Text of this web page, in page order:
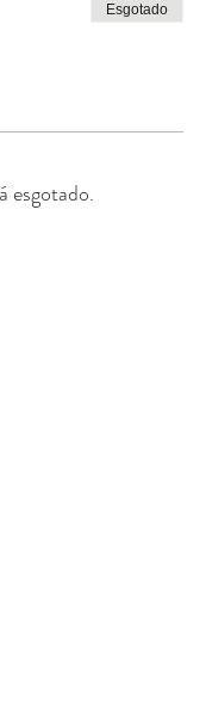
Esgotado
esgotado.